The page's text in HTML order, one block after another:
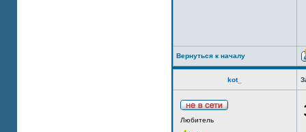
Вернуться к началу
kot_
Любитель